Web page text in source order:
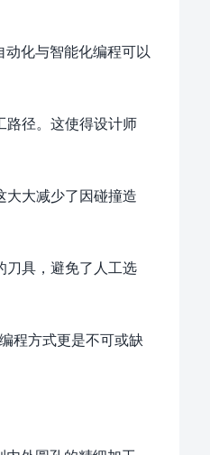
化与智能化编程可以
路径。这使得设计师
大大减少了因碰撞造
刀具，避免了人工选
程方式更是不可或缺